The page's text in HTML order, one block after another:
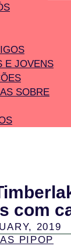
E JOVENS
SOBRE
com
2019
PIPOP